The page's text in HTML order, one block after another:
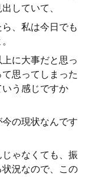
していて、
、私は今日でも
に大事だと思っ
思ってしまった
う感じですか
の現状なんです
ゃなくても、振
況なので、この